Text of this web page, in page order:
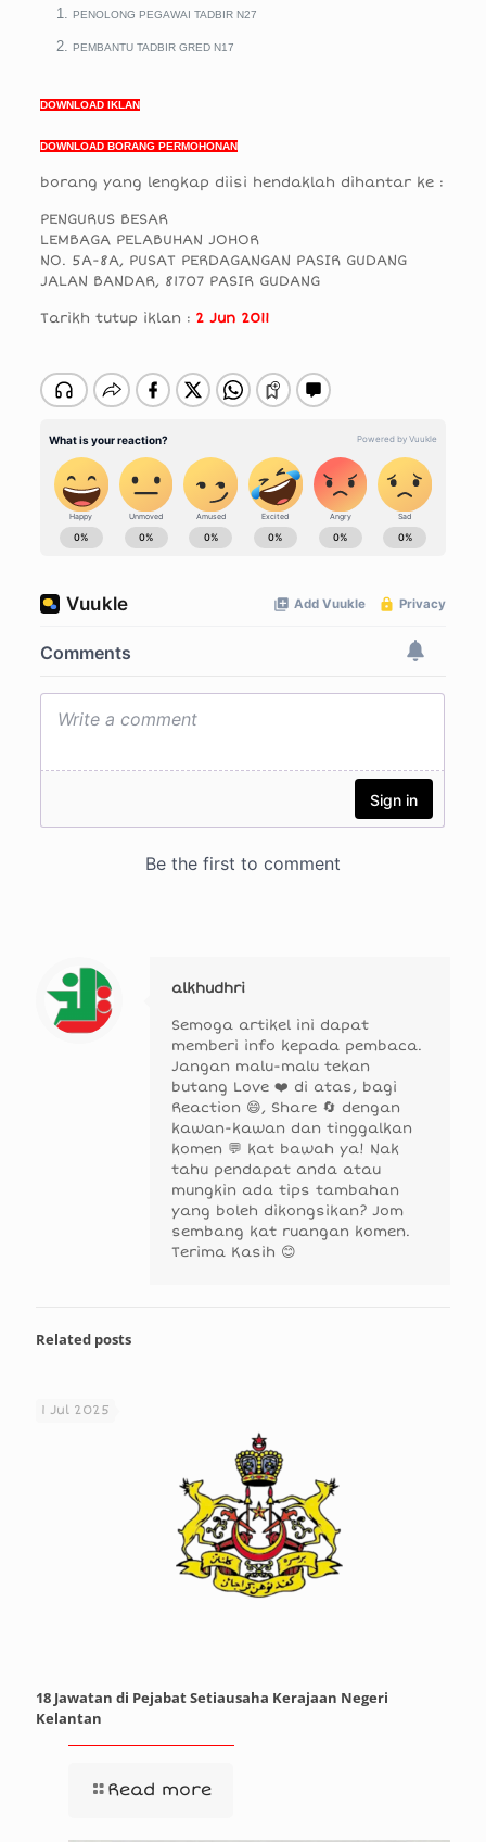
PENOLONG PEGAWAI TADBIR N27
PEMBANTU TADBIR GRED N17
DOWNLOAD IKLAN
DOWNLOAD BORANG PERMOHONAN
borang yang lengkap diisi hendaklah dihantar ke :
PENGURUS BESAR
LEMBAGA PELABUHAN JOHOR
NO. 5A-8A, PUSAT PERDAGANGAN PASIR GUDANG
JALAN BANDAR, 81707 PASIR GUDANG
Tarikh tutup iklan : 2 Jun 2011
alkhudhri
Semoga artikel ini dapat
memberi info kepada pembaca.
Jangan malu-malu tekan
butang Love ❤️ di atas, bagi
Reaction 😄, Share 🔄 dengan
kawan-kawan dan tinggalkan
komen 💬 kat bawah ya! Nak
tahu pendapat anda atau
mungkin ada tips tambahan
yang boleh dikongsikan? Jom
sembang kat ruangan komen.
Terima Kasih 😊
Related posts
1 Jul 2025
18 Jawatan di Pejabat Setiausaha Kerajaan Negeri
Kelantan
Read more